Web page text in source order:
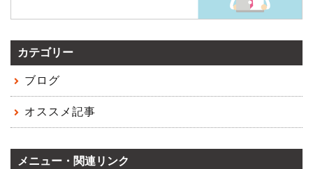
カテゴリー
ブログ
オススメ記事
メニュー・関連リンク